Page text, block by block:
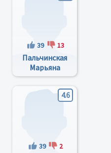
39 13
Пальчинская
Марьяна
Викторовна
4.6
39 2